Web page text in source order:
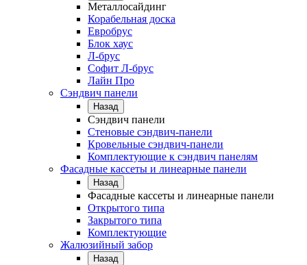
Металлосайдинг
Корабельная доска
Евробрус
Блок хаус
Л-брус
Софит Л-брус
Лайн Про
Сэндвич панели
Назад
Сэндвич панели
Стеновые сэндвич-панели
Кровельные сэндвич-панели
Комплектующие к сэндвич панелям
Фасадные кассеты и линеарные панели
Назад
Фасадные кассеты и линеарные панели
Открытого типа
Закрытого типа
Комплектующие
Жалюзийный забор
Назад